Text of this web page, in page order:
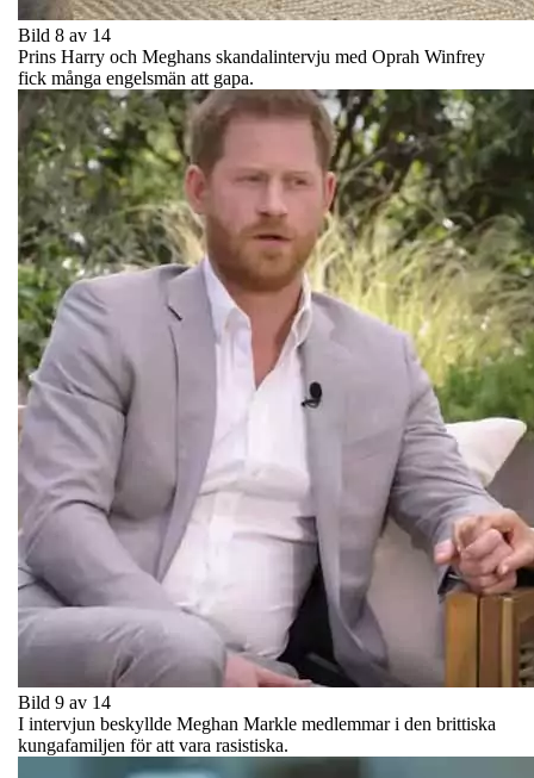
Bild 8 av 14
Prins Harry och Meghans skandalintervju med Oprah Winfrey
fick många engelsmän att gapa.
Bild 9 av 14
I intervjun beskyllde Meghan Markle medlemmar i den brittiska
kungafamiljen för att vara rasistiska.